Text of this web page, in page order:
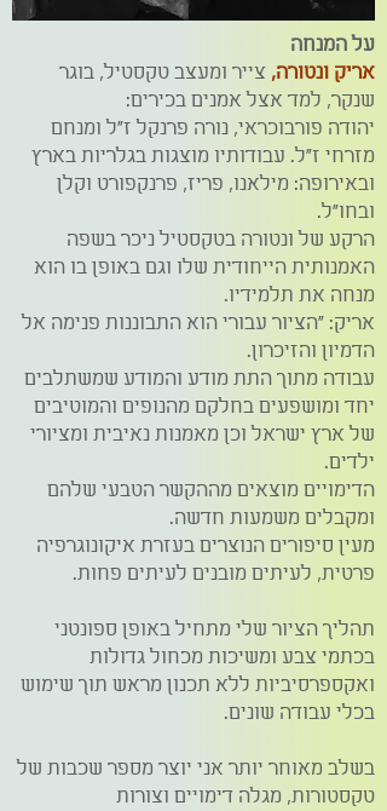
על המנחה
אריק ונטורה, צייר ומעצב טקסטיל, בוגר
שנקר, למד אצל אמנים בכירים:
יהודה פורבוכראי, נורה פרנקל ז"ל ומנחם
מזרחי ז"ל. עבודותיו מוצגות בגלריות בארץ
ובאירופה: מילאנו, פריז, פרנקפורט וקלן
ובחו"ל.
הרקע של ונטורה בטקסטיל ניכר בשפה
האמנותית הייחודית שלו וגם באופן בו הוא
מנחה את תלמידיו.
אריק: "הציור עבורי הוא התבוננות פנימה אל
הדמיון והזיכרון.
עבודה מתוך התת מודע והמודע שמשתלבים
יחד ומושפעים בחלקם מהנופים והמוטיבים
של ארץ ישראל וכן מאמנות נאיבית ומציורי
ילדים.
הדימויים מוצאים מההקשר הטבעי שלהם
ומקבלים משמעות חדשה.
מעין סיפורים הנוצרים בעזרת איקונוגרפיה
פרטית, לעיתים מובנים לעיתים פחות.
תהליך הציור שלי מתחיל באופן ספונטני
בכתמי צבע ומשיכות מכחול גדולות
ואקספרסיביות ללא תכנון מראש תוך שימוש
בכלי עבודה שונים.
בשלב מאוחר יותר אני יוצר מספר שכבות של
טקסטורות, מגלה דימויים וצורות